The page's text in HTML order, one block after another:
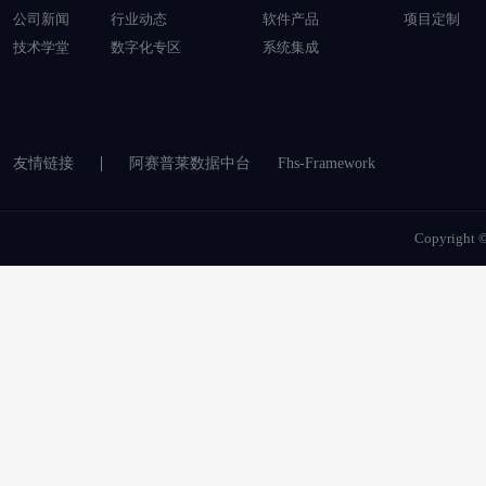
公司新闻
行业动态
技术学堂
数字化专区
软件产品
项目定制
系统集成
友情链接 阿赛普莱数据中台 Fhs-Framework
Copyright